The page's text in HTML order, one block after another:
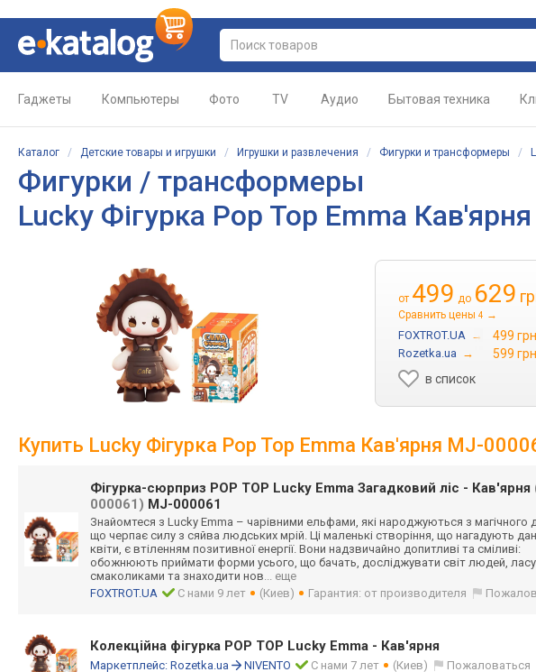
Гаджеты Компьютеры Фото TV Аудио Бытовая техника
Каталог / Детские товары и игрушки / Игрушки и развлечения / Фигурки и трансформеры /
Фигурки / трансформеры
Lucky Фігурка Pop Top Emma
от 499 до 629
Сравнить цены 4 →
FOXTROT.UA → 499 грн.
Rozetka.ua → 599 грн.
в список
Купить Lucky Фігурка Pop Top Emma Кав'ярня MJ-
Фігурка-сюрприз POP TOP Lucky Emma Загадковий ліс - Кав'ярня
000061) MJ-000061
Знайомтеся з Lucky Emma – чарівними ельфами, які народжуються з магічного
що черпає силу з сяйва людських мрій. Ці маленькі створіння, що нагадують
квіти, є втіленням позитивної енергії. Вони надзвичайно допитливі та сміливі:
обожнюють приймати форми усього, що бачать, досліджувати світ людей,
смаколиками та знаходити нов... еще
FOXTROT.UA
С нами 9 лет (Киев) Гарантия: от производителя
Колекційна фігурка POP TOP Lucky Emma - Кав'ярня
Маркетплейс: Rozetka.ua NIVENTO С нами 7 лет (Киев) Пожаловаться